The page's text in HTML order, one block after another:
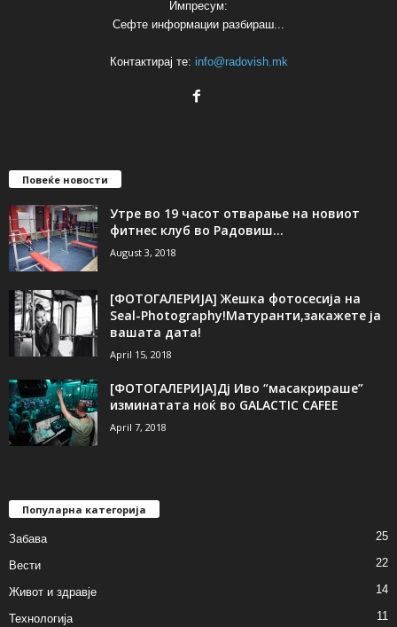
Импресум:
Сефте информации разбираш...
Контактирај те: info@radovish.mk
Повеќе новости
Утре во 19 часот отварање на новиот
фитнес клуб во Радовиш...
August 3, 2018
[ФОТОГАЛЕРИЈA] Жешка фотосесија на
Seal-Photography!Матуранти,закажете ја
вашата дата!
April 15, 2018
[ФОТОГАЛЕРИЈА]Дј Иво “масакрираше”
изминатата ноќ во GALACTIC CAFEE
April 7, 2018
Популарна категорија
Забава 25
Вести 22
Живот и здравје 14
Технологија 11